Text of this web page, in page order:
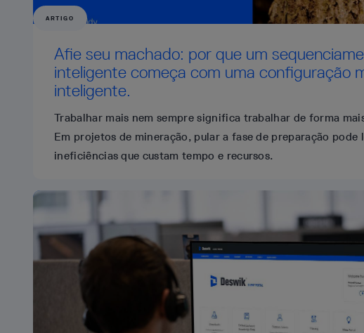
ARTIGO
Afie seu machado: por que um
inteligente começa com uma configuração
inteligente.
Trabalhar mais nem sempre significa trabalhar de forma
Em projetos de mineração, pular a fase de preparação pode
ineficiências que custam tempo e recursos.